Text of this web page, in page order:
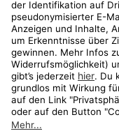
Travel